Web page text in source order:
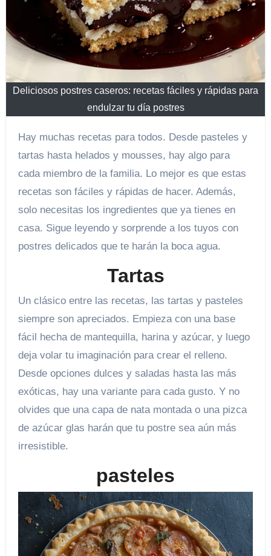
Deliciosos postres caseros: recetas fáciles y rápidas para
endulzar tu día postres
Hay muchas recetas para todos. Desde pasteles y
tartas hasta helados y mousses, hay algo para
cada miembro de la familia. Lo mejor es que estas
recetas son fáciles y rápidas de hacer. Además,
solo necesitas los ingredientes que ya tienes en
casa. Sigue leyendo y sorprende a los tuyos con
postres delicados que te harán la boca agua.
Tartas
Un clásico entre las recetas, las tartas y pasteles
siempre son apreciados. Empieza con una base
fácil hecha de mantequilla, harina y azúcar, y luego
deja volar tu imaginación para crear el relleno.
Desde opciones dulces y saladas hasta las más
exóticas, hay una variante para cada gusto. Y no
olvides que una capa de nata montada o una pizca
de azúcar glas harán que tu postre sea aún más
irresistible.
pasteles